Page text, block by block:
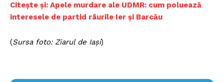
Citește și: Apele murdare ale UDMR: cum poluează
interesele de partid râurile Ier și Barcău
(Sursa foto: Ziarul de Iași)